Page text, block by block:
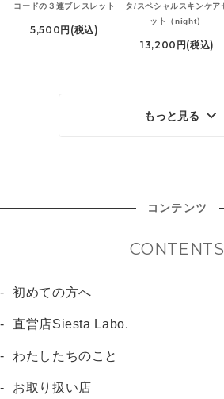
コードの３連ブレスレット
5,500円(税込)
タ/スペシャルスキンケア
ット（night）
13,200円(税込)
もっと見る
コンテンツ
CONTENTS
初めての方へ
直営店Siesta Labo.
わたしたちのこと
お取り扱い店